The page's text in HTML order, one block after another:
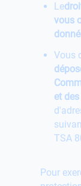
Le
vous
Vous
et
TSA
Pour